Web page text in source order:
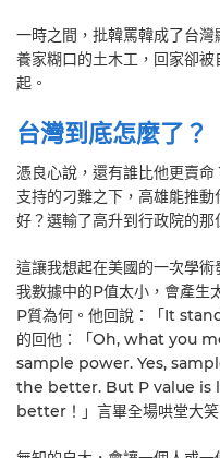
一時之間，批韓罵韓成了台
養家糊口的土木工，回家卻
起。
台灣到底怎麼了？
憑良心說，還有誰比他更賣
支持的刁難之下，高雄能推
好？選輸了高升到行政院的那
這讓我想起在美國的一次學
我數據中的P值太小，會產生
P質為何。他回說：「It
的回他：「Oh, what you
sample power. Yes,
the better. But P value
better！」言畢全場哄堂大笑